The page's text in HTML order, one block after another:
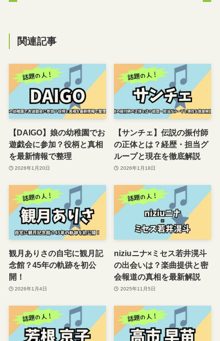
関連記事
【DAIGO】娘の幼稚園でお
遊戯会に参加？役柄と真相
を最新情報で整理
2026年1月20日
【サンチェ】伝説の振付師
の正体とは？経歴・担当グ
ループと現在を徹底解説
2026年1月18日
観月ありさの自宅に観月記
念館？45年の軌跡を初公
開！
2026年1月4日
niziuニナ×ミセス若井滉斗
の出会いは？楽曲提供と密
会報道の真相を最新解説
2025年11月5日